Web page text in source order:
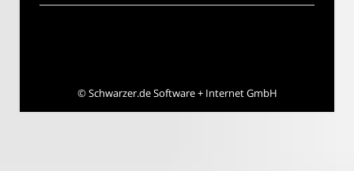
©Schwarzer.de Software + Internet GmbH